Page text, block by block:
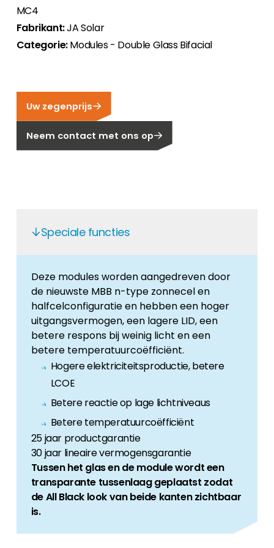
Ben je op zoek naar een baan in de
hernieuwbare energiesector? Dan ben je hier
Huiseigenaar
Als u op zoek bent naar belangrijke product-
en branche-informatie, dan vindt u die hier.
MC4
Fabrikant:JA Solar
Categorie:Modules - Double Glass Bifacial
Uw zegenprijs
Neem contact met ons op
Speciale functies
Deze modules worden aangedreven door
de nieuwste MBB n-type zonnecel en
halfcelconfiguratie en hebben een hoger
uitgangsvermogen, een lagere LID, een
betere respons bij weinig licht en een
betere temperatuurcoëfficiënt.
Hogere elektriciteitsproductie, betere
LCOE
Betere reactie op lage lichtniveaus
Betere temperatuurcoëfficiënt
25 jaar productgarantie
30 jaar lineaire vermogensgarantie
Tussen het glas en de module wordt een
transparante tussenlaag geplaatst zodat
de All Black look van beide kanten zichtbaar
is.